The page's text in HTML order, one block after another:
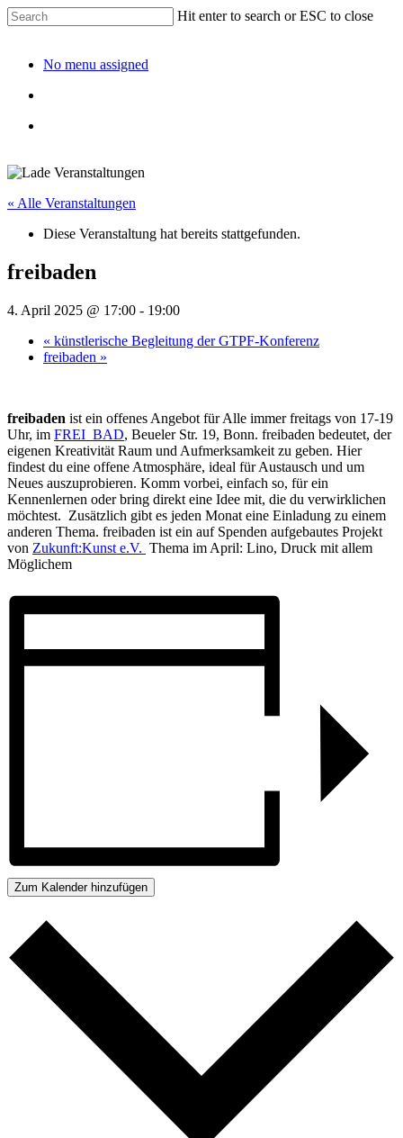
Hit enter to search or ESC to close
No menu assigned
« Alle Veranstaltungen
Diese Veranstaltung hat bereits stattgefunden.
freibaden
4. April 2025 @ 17:00 - 19:00
« künstlerische Begleitung der GTPF-Konferenz
freibaden »
freibaden ist ein offenes Angebot für Alle immer freitags von 17-19
Uhr, im FREI_BAD, Beueler Str. 19, Bonn. freibaden bedeutet, der
eigenen Kreativität Raum und Aufmerksamkeit zu geben. Hier
findest du eine offene Atmosphäre, ideal für Austausch und um
Neues auszuprobieren. Komm vorbei, einfach so, für ein
Kennenlernen oder bring direkt eine Idee mit, die du verwirklichen
möchtest. Zusätzlich gibt es jeden Monat eine Einladung zu einem
anderen Thema. freibaden ist ein auf Spenden aufgebautes Projekt
von Zukunft:Kunst e.V. Thema im April: Lino, Druck mit allem
Möglichem
Zum Kalender hinzufügen